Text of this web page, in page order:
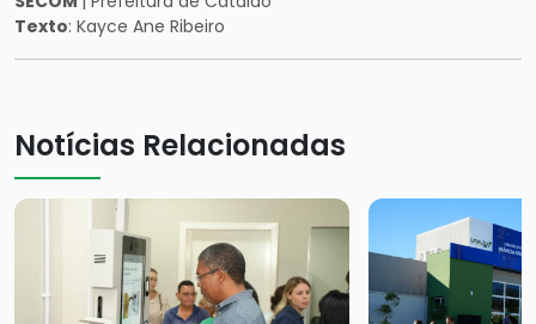
Texto: Kayce Ane Ribeiro
Notícias Relacionadas